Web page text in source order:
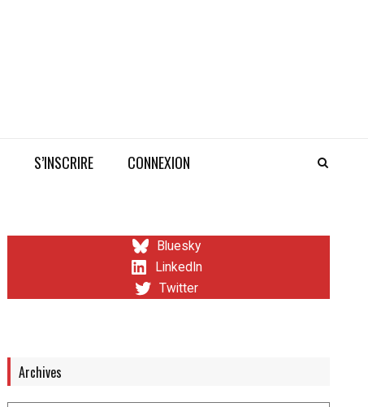
S’INSCRIRE CONNEXION
Bluesky
LinkedIn
Twitter
Archives